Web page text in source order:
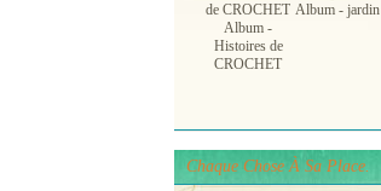
Album -
Histoires de
CROCHET
Album - jardin
Chaque Chose À Sa Place.